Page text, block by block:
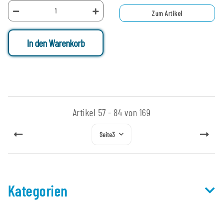
In den Warenkorb
Zum Artikel
Artikel 57 - 84 von 169
Seite3
Kategorien